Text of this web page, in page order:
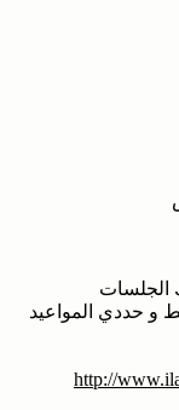
الجلسات
و حددي المواعيد
http://